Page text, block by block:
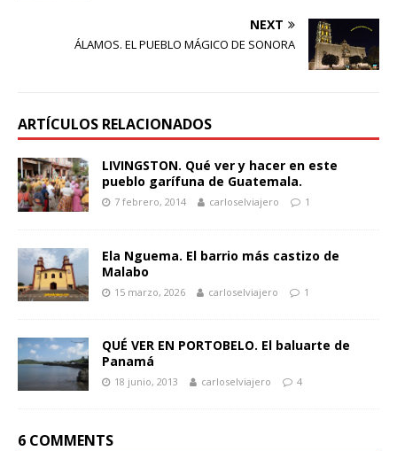
NEXT
ÁLAMOS. EL PUEBLO MÁGICO DE SONORA
ARTÍCULOS RELACIONADOS
LIVINGSTON. Qué ver y hacer en este
pueblo garífuna de Guatemala.
7 febrero, 2014 carloselviajero 1
Ela Nguema. El barrio más castizo de
Malabo
15 marzo, 2026 carloselviajero 1
QUÉ VER EN PORTOBELO. El baluarte de
Panamá
18 junio, 2013 carloselviajero 4
6 COMMENTS